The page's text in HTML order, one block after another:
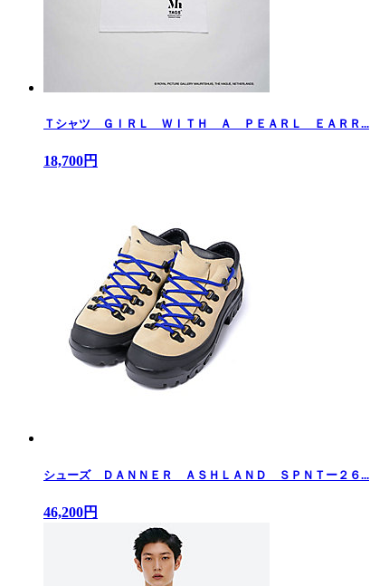
Ｔシャツ ＧＩＲＬ ＷＩＴＨ Ａ ＰＥＡＲＬ ＥＡＲＲ...
18,700円
シューズ ＤＡＮＮＥＲ ＡＳＨＬＡＮＤ ＳＰＮＴー２６...
46,200円